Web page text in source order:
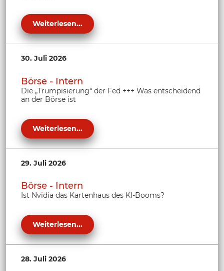
Weiterlesen...
30. Juli 2026
Börse - Intern
Die „Trumpisierung“ der Fed +++ Was entscheidend
an der Börse ist
Weiterlesen...
29. Juli 2026
Börse - Intern
Ist Nvidia das Kartenhaus des KI-Booms?
Weiterlesen...
28. Juli 2026